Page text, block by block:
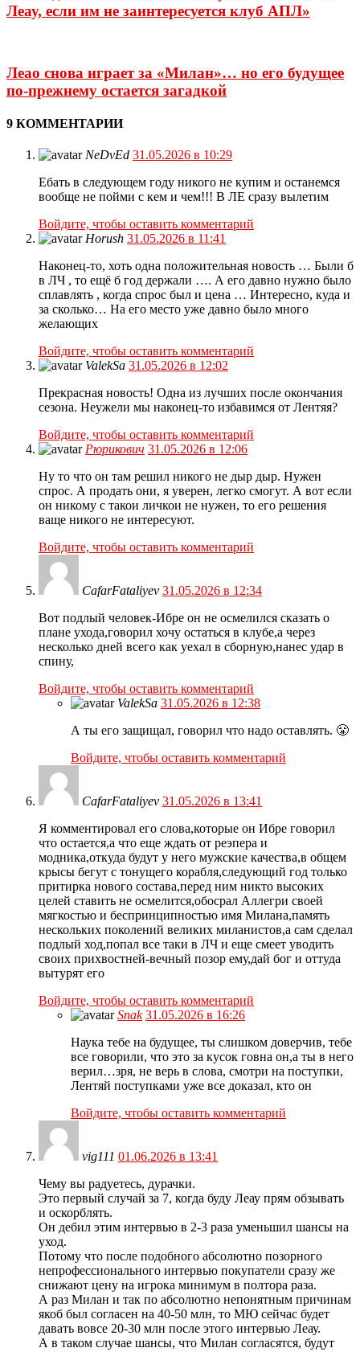
Леау, если им не заинтересуется клуб АПЛ»
Леао снова играет за «Милан»… но его будущее
по-прежнему остается загадкой
9 КОММЕНТАРИИ
NeDvEd 31.05.2026 в 10:29
Ебать в следующем году никого не купим и останемся
вообще не пойми с кем и чем!!! В ЛЕ сразу вылетим
Войдите, чтобы оставить комментарий
Horush 31.05.2026 в 11:41
Наконец-то, хоть одна положительная новость … Были б
в ЛЧ , то ещё б год держали …. А его давно нужно было
сплавлять , когда спрос был и цена … Интересно, куда и
за сколько… На его место уже давно было много
желающих
Войдите, чтобы оставить комментарий
ValekSa 31.05.2026 в 12:02
Прекрасная новость! Одна из лучших после окончания
сезона. Неужели мы наконец-то избавимся от Лентяя?
Войдите, чтобы оставить комментарий
Рюрикович 31.05.2026 в 12:06
Ну то что он там решил никого не дыр дыр. Нужен
спрос. А продать они, я уверен, легко смогут. А вот если
он никому с такои личкои не нужен, то его решения
ваще никого не интересуют.
Войдите, чтобы оставить комментарий
CafarFataliyev 31.05.2026 в 12:34
Вот подлый человек-Ибре он не осмелился сказать о
плане ухода,говорил хочу остаться в клубе,а через
несколько дней всего как уехал в сборную,нанес удар в
спину,
Войдите, чтобы оставить комментарий
ValekSa 31.05.2026 в 12:38
А ты его защищал, говорил что надо оставлять. 😤
Войдите, чтобы оставить комментарий
CafarFataliyev 31.05.2026 в 13:41
Я комментировал его слова,которые он Ибре говорил
что остается,а что еще ждать от реэпера и
модника,откуда будут у него мужские качества,в общем
крысы бегут с тонущего корабля,следующий год только
притирка нового состава,перед ним никто высоких
целей ставить не осмелится,обосрал Аллегри своей
мягкостью и беспринципностью имя Милана,память
нескольких поколений великих миланистов,а сам сделал
подлый ход,попал все таки в ЛЧ и еще смеет уводить
своих прихвостней-вечный позор ему,дай бог и оттуда
вытурят его
Войдите, чтобы оставить комментарий
Snak 31.05.2026 в 16:26
Наука тебе на будущее, ты слишком доверчив, тебе
все говорили, что это за кусок говна он,а ты в него
верил…зря, не верь в слова, смотри на поступки,
Лентяй поступками уже все доказал, кто он
Войдите, чтобы оставить комментарий
vig111 01.06.2026 в 13:41
Чему вы радуетесь, дурачки.
Это первый случай за 7, когда буду Леау прям обзывать
и оскорблять.
Он дебил этим интервью в 2-3 раза уменьшил шансы на
уход.
Потому что после подобного абсолютно позорного
непрофессионального интервью покупатели сразу же
снижают цену на игрока минимум в полтора раза.
А раз Милан и так по абсолютно непонятным причинам
якоб был согласен на 40-50 млн, то МЮ сейчас будет
давать вовсе 20-30 млн после этого интервью Леау.
А в таком случае шансы, что Милан согласятся, будут